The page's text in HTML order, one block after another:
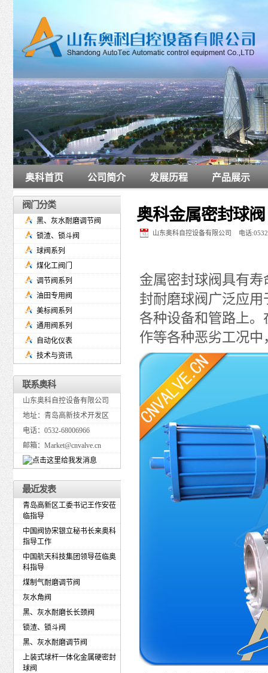
奥科首页 公司简介 发展历程 产品展示
奥科金属密封球阀
山东奥科自控设备有限公司 电话
金属密封球阀具有
封耐磨球阀广泛应
各种设备和管路上
作等各种恶劣工况
阀门分类
黑、灰水耐磨调节阀
锁渣、锁斗阀
球阀系列
煤化工阀门
调节阀系列
油田专用阀
美标阀系列
通用阀系列
自动化仪表
技术与资讯
联系奥科
山东奥科自控设备有限公司
地址：青岛高新技术开发区
电话：0532-68006966
邮箱：Market@cnvalve.cn
最近发表
青岛高新区工委书记王作安莅
临指导
中国阀协宋银立秘书长来奥科
指导工作
中国航天科技集团领导莅临奥
科指导
煤制气耐磨调节阀
灰水角阀
黑、灰水耐磨长长颈阀
锁渣、锁斗阀
黑、灰水耐磨调节阀
上装式球杆一体化金属硬密封
球阀